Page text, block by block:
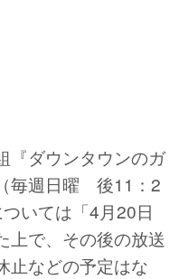
『ダウンタウンのガ
毎週日曜 後11：2
いては「4月20日
上で、その後の放送
止などの予定はな